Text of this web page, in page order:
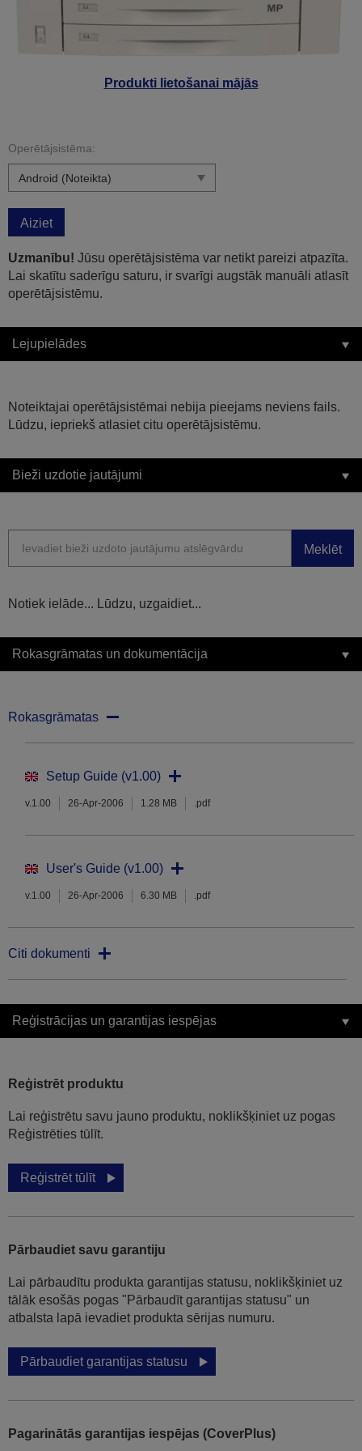
Produkti lietošanai mājās
Operētājsistēma:
Aiziet
Uzmanību! Jūsu operētājsistēma var netikt pareizi atpazīta.
Lai skatītu saderīgu saturu, ir svarīgi augstāk manuāli atlasīt
operētājsistēmu.
Lejupielādes
Noteiktajai operētājsistēmai nebija pieejams neviens fails.
Lūdzu, iepriekš atlasiet citu operētājsistēmu.
Bieži uzdotie jautājumi
Meklēt
Notiek ielāde... Lūdzu, uzgaidiet...
Rokasgrāmatas un dokumentācija
Rokasgrāmatas
Setup Guide (v1.00)
v.1.00 26-Apr-2006 1.28 MB .pdf
User's Guide (v1.00)
v.1.00 26-Apr-2006 6.30 MB .pdf
Citi dokumenti
Reģistrācijas un garantijas iespējas
Reģistrēt produktu
Lai reģistrētu savu jauno produktu, noklikšķiniet uz pogas
Reģistrēties tūlīt.
Reģistrēt tūlīt
Pārbaudiet savu garantiju
Lai pārbaudītu produkta garantijas statusu, noklikšķiniet uz
tālāk esošās pogas "Pārbaudīt garantijas statusu" un
atbalsta lapā ievadiet produkta sērijas numuru.
Pārbaudiet garantijas statusu
Pagarinātās garantijas iespējas (CoverPlus)